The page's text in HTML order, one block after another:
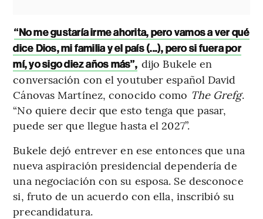
“No me gustaría irme ahorita, pero vamos a ver qué
dice Dios, mi familia y el país (...), pero si fuera por
mí, yo sigo diez años más”, dijo Bukele en
conversación con el youtuber español David
Cánovas Martínez, conocido como The Grefg.
“No quiere decir que esto tenga que pasar,
puede ser que llegue hasta el 2027”.
Bukele dejó entrever en ese entonces que una
nueva aspiración presidencial dependería de
una negociación con su esposa. Se desconoce
si, fruto de un acuerdo con ella, inscribió su
precandidatura.